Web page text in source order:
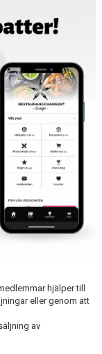
hjälper till
eller genom att
av